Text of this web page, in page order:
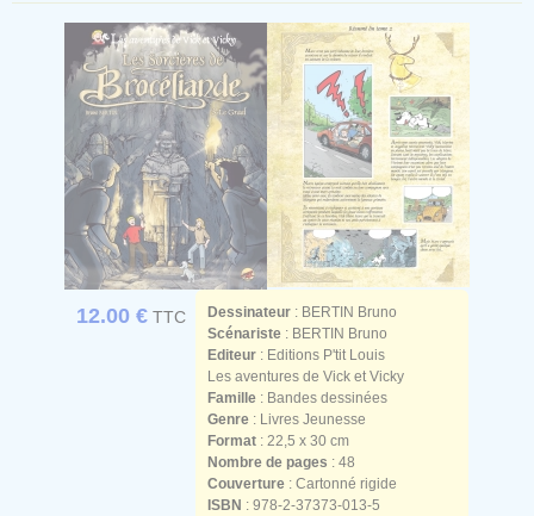
12.00 €TTC Dessinateur: BERTIN Bruno
Scénariste: BERTIN Bruno
Editeur: Editions P'tit Louis
Les aventures de Vick et Vicky
Famille: Bandes dessinées
Genre: Livres Jeunesse
Format: 22,5 x 30 cm
Nombre de pages : 48
Couverture: Cartonné rigide
ISBN : 978-2-37373-013-5